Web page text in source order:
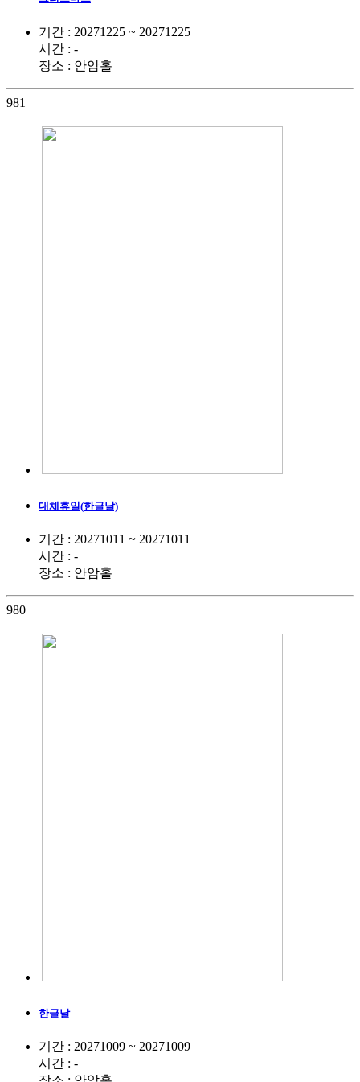
기간 : 20271225 ~ 20271225
시간 : -
장소 : 안암홀
981
대체휴일(한글날)
기간 : 20271011 ~ 20271011
시간 : -
장소 : 안암홀
980
한글날
기간 : 20271009 ~ 20271009
시간 : -